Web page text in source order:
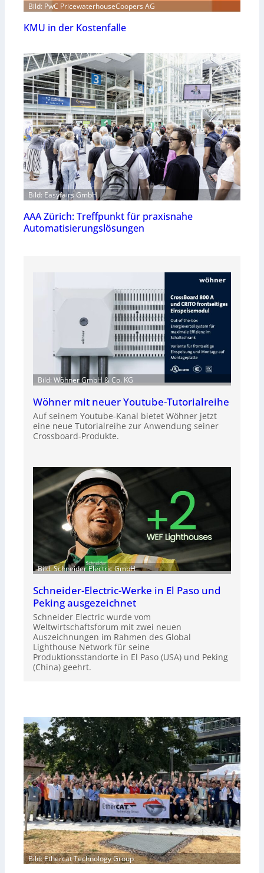
Bild: PwC PricewaterhouseCoopers AG
KMU in der Kostenfalle
Bild: Easyfairs GmbH
AAA Zürich: Treffpunkt für praxisnahe
Automatisierungslösungen
Bild: Wöhner GmbH & Co. KG
Wöhner mit neuer Youtube-Tutorialreihe
Auf seinem Youtube-Kanal bietet Wöhner jetzt
eine neue Tutorialreihe zur Anwendung seiner
Crossboard-Produkte.
Bild: Schneider Electric GmbH
Schneider-Electric-Werke in El Paso und
Peking ausgezeichnet
Schneider Electric wurde vom
Weltwirtschaftsforum mit zwei neuen
Auszeichnungen im Rahmen des Global
Lighthouse Network für seine
Produktionsstandorte in El Paso (USA) und Peking
(China) geehrt.
Bild: Ethercat Technology Group